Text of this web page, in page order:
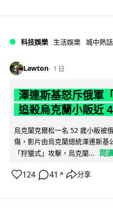
科技娛樂 生活娛樂 城中熱話
Lawton 1 日
澤連斯基怒斥俄軍
追殺烏克蘭小販近
烏克蘭克爾松一名 52 歲小販被
傷，影片由烏克蘭總統澤連斯基
「狩獵式」攻擊，烏克蘭...
閱
124 41 ↗ 分享